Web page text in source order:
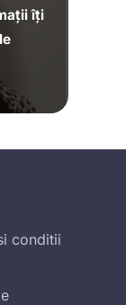
îți
conditii